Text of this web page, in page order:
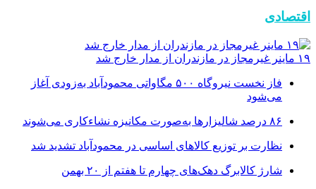
اقتصادی
۱۹ ماینر غیرمجاز در مازندران از مدار خارج شد
فاز نخست نیروگاه ۵۰۰ مگاواتی محمودآباد به‌زودی آغاز
می‌شود
۸۶ درصد شالیزارها به‌صورت مکانیزه نشاءکاری می‌شوند
نظارت بر توزیع کالا‌های اساسی در محمودآباد تشدید شد
شارژ کالابرگ دهک‌های چهارم تا هفتم از ۲۰ بهمن